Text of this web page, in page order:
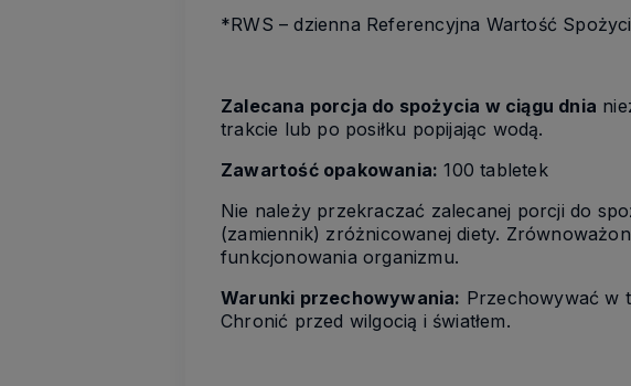
*RWS – dzienna Referencyjna Wartość
Zalecana porcja do spożycia w ciągu dnia
trakcie lub po posiłku popijając wodą.
Zawartość opakowania: 100 tabletek
Nie należy przekraczać zalecanej porcji do
(zamiennik) zróżnicowanej diety.
funkcjonowania organizmu.
Warunki przechowywania: Przechowywać w
Chronić przed wilgocią i światłem.